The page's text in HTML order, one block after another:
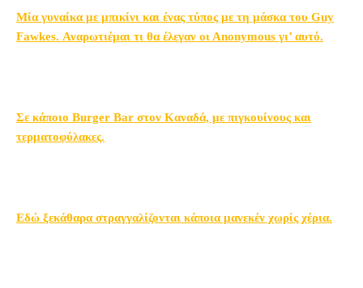
Μία γυναίκα με μπικίνι και ένας τύπος με τη μάσκα του Guy
Fawkes. Αναρωτιέμαι τι θα έλεγαν οι Αnonymous γι’ αυτό.
Σε κάποιο Burger Bar στον Καναδά, με πιγκουίνους και
τερματοφύλακες.
Εδώ ξεκάθαρα στραγγαλίζονται κάποια μανεκέν χωρίς χέρια.